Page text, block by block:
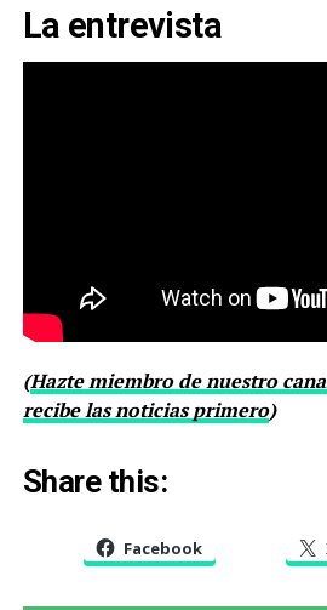
La entrevista
(Hazte miembro de nuestro
recibe las noticias primero)
Share this:
Facebook